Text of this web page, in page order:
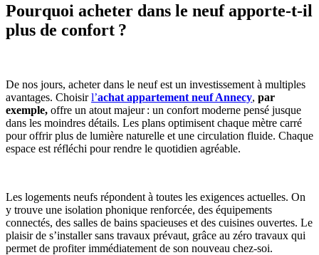
Pourquoi acheter dans le neuf apporte-t-il
plus de confort ?
De nos jours, acheter dans le neuf est un investissement à multiples
avantages. Choisirl’achat appartement neuf Annecy, par
exemple, offre un atout majeur : un confort moderne pensé jusque
dans les moindres détails. Les plans optimisent chaque mètre carré
pour offrir plus de lumière naturelle et une circulation fluide. Chaque
espace est réfléchi pour rendre le quotidien agréable.
Les logements neufs répondent à toutes les exigences actuelles. On
y trouve une isolation phonique renforcée, des équipements
connectés, des salles de bains spacieuses et des cuisines ouvertes. Le
plaisir de s’installer sans travaux prévaut, grâce au zéro travaux qui
permet de profiter immédiatement de son nouveau chez-soi.